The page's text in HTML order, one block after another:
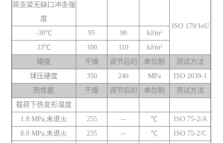
简支梁无缺口冲击强
度
ISO 179/1eU
-30℃
95 90
kJ/m²
23℃
100 110
kJ/m²
硬度
干燥 调节后的 单位制
测试方法
球压硬度
350 240 MPa
ISO 2039-1
热性能
干燥 调节后的 单位制
测试方法
载荷下热变形温度
1.8 MPa,未退火
255 -- ℃
ISO 75-2/A
8.0 MPa,未退火
235 -- ℃
ISO 75-2/C